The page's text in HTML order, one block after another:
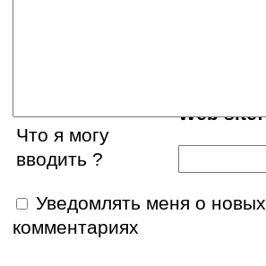
Web site:
Что я могу
вводить ?
Уведомлять меня о новых
комментариях